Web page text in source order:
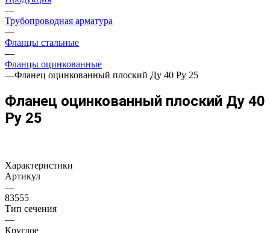
—
Трубопроводная арматура
—
Фланцы стальные
—
Фланцы оцинкованные
—Фланец оцинкованный плоский Ду 40 Ру 25
Фланец оцинкованный плоский Ду 40
Ру 25
Характеристики
Артикул
—
83555
Тип сечения
—
Круглое